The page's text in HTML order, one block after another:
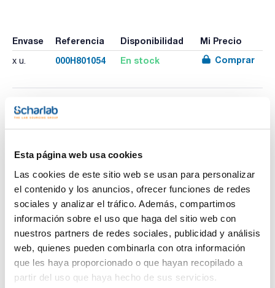
Esta página web usa cookies
Las cookies de este sitio web se usan para personalizar
el contenido y los anuncios, ofrecer funciones de redes
sociales y analizar el tráfico. Además, compartimos
información sobre el uso que haga del sitio web con
nuestros partners de redes sociales, publicidad y análisis
web, quienes pueden combinarla con otra información
que les haya proporcionado o que hayan recopilado a
partir del uso que haya hecho de sus servicios.
Envase Referencia Disponibilidad Mi Precio
x u. 000H801054 En stock Comprar
Imprimir ficha de
producto
Division (g/cm3) : 0,001
Pack (u.) : 1
Densímetros de precisión, rango total 0,100g/cm3, sin
termómetro, 300mm longitud
Documentación técnica
TDS / Ficha técnica
COA